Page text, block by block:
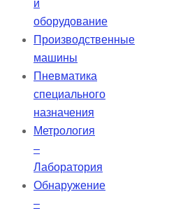
и
оборудование
Производственные
машины
Пневматика
специального
назначения
Метрология
–
Лаборатория
Обнаружение
–